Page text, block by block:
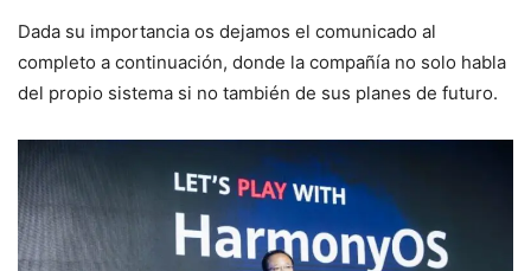
Dada su importancia os dejamos el comunicado al
completo a continuación, donde la compañía no solo habla
del propio sistema si no también de sus planes de futuro.